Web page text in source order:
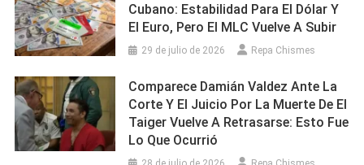
Cubano: Estabilidad Para El Dólar Y
El Euro, Pero El MLC Vuelve A Subir
29 de julio de 2026 Repa Chismes
Comparece Damián Valdez Ante La
Corte Y El Juicio Por La Muerte De El
Taiger Vuelve A Retrasarse: Esto Fue
Lo Que Ocurrió